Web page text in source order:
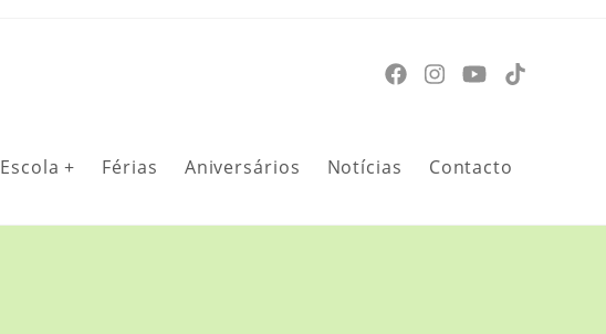
Escola + Férias Aniversários Notícias Contacto